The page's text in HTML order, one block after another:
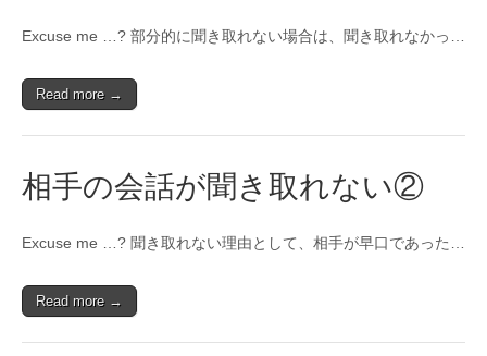
Excuse me …? 部分的に聞き取れない場合は、聞き取れなかっ…
Read more →
相手の会話が聞き取れない②
Excuse me …? 聞き取れない理由として、相手が早口であった…
Read more →